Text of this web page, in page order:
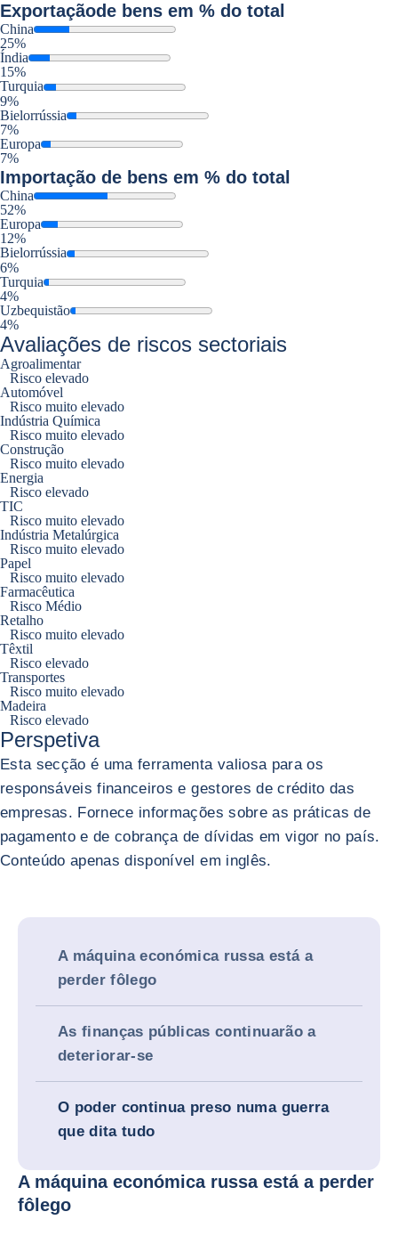
Exportaçãode bens em % do total
China
25%
Índia
15%
Turquia
9%
Bielorrússia
7%
Europa
7%
Importação de bens em % do total
China
52%
Europa
12%
Bielorrússia
6%
Turquia
4%
Uzbequistão
4%
Avaliações de riscos sectoriais
Agroalimentar
Risco elevado
Automóvel
Risco muito elevado
Indústria Química
Risco muito elevado
Construção
Risco muito elevado
Energia
Risco elevado
TIC
Risco muito elevado
Indústria Metalúrgica
Risco muito elevado
Papel
Risco muito elevado
Farmacêutica
Risco Médio
Retalho
Risco muito elevado
Têxtil
Risco elevado
Transportes
Risco muito elevado
Madeira
Risco elevado
Perspetiva
Esta secção é uma ferramenta valiosa para os
responsáveis financeiros e gestores de crédito das
empresas. Fornece informações sobre as práticas de
pagamento e de cobrança de dívidas em vigor no país.
Conteúdo apenas disponível em inglês.
A máquina económica russa está a
perder fôlego
As finanças públicas continuarão a
deteriorar-se
O poder continua preso numa guerra
que dita tudo
A máquina económica russa está a perder
fôlego